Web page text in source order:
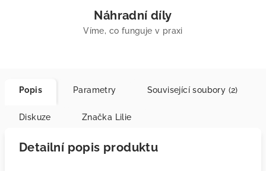
Náhradní díly
Víme, co funguje v praxi
Popis Parametry Související soubory (2)
Diskuze Značka Lilie
Detailní popis produktu